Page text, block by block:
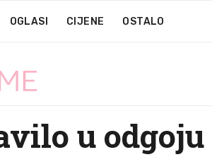
OGLASI CIJENE OSTALO
u odgoju